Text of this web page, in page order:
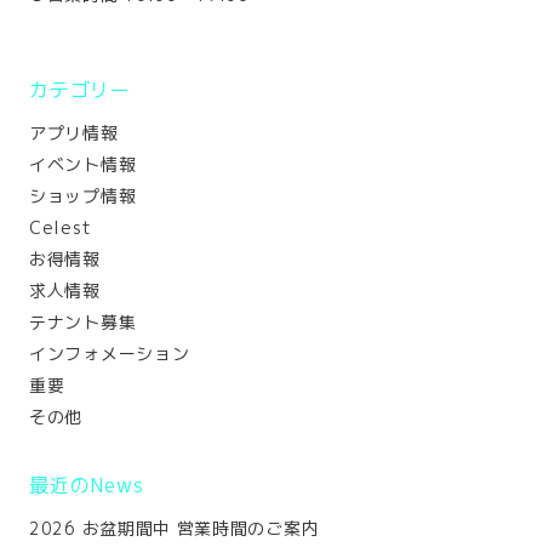
カテゴリー
アプリ情報
イベント情報
ショップ情報
Celest
お得情報
求人情報
テナント募集
インフォメーション
重要
その他
最近のNews
2026 お盆期間中 営業時間のご案内